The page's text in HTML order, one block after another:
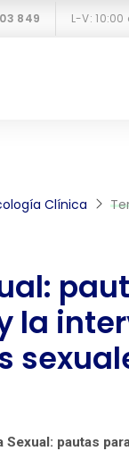
849 L-V:
Clínica
la
Sexual: pautas